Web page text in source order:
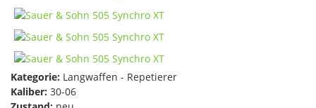
Kategorie: Langwaffen - Repetierer
Kaliber: 30-06